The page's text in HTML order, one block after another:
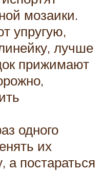
мозаики.
упругую,
лучше
прижимают
одного
их
а постараться